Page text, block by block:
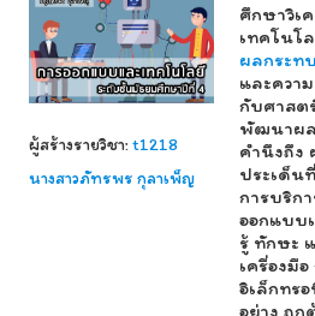
ศึกษาวิเ
เทคโนโ
ผลกระท
และควา
กับศาสต
พัฒนาผ
คำนึงถึง
ประเด็น
การบริก
ออกแบบ
รู้ ทักษะ
เครื่องมื
อิเล็กทร
อย่าง ถูก
ผู้สร้างรายวิชา:t1218
นางสาวภัทรพร กุลาเพ็ญ